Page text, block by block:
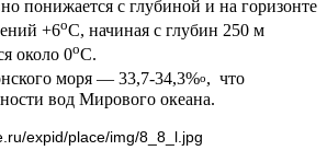
понижается с глубиной и на горизонте
+6оС, начиная с глубин 250 м
около 0оС.
моря — 33,7-34,3%о, что
вод Мирового океана.